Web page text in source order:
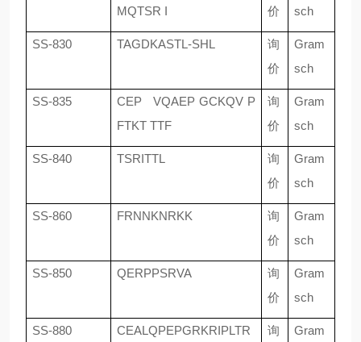
MQTSR I 价 sch
SS-830 TAGDKASTL-SHL
询
价
Gram
sch
SS-835
CEP VQAEP GCKQV P
FTKT TTF
询
价
Gram
sch
SS-840 TSRITTL
询
价
Gram
sch
SS-860 FRNNKNRKK
询
价
Gram
sch
SS-850 QERPPSRVA
询
价
Gram
sch
SS-880
CEALQPEPGRKRIPLTR
询
Gram